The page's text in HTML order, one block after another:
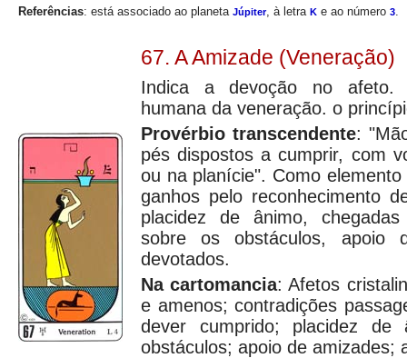
Referências: está associado ao planeta Júpiter, à letra K e ao número 3.
67. A Amizade (Veneração)
Indica a devoção no afeto.
humana da veneração. o
Provérbio transcendente:
pés dispostos a cumprir, com
ou na planície". Como
ganhos pelo reconhecimento
placidez de ânimo,
sobre os obstáculos, apoio
devotados.
Na cartomancia: Afetos
e amenos; contradições
dever cumprido; placidez de
obstáculos; apoio de amizades;